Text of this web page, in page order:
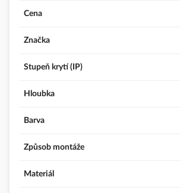
Cena
Značka
Stupeň krytí (IP)
Hloubka
Barva
Způsob montáže
Materiál